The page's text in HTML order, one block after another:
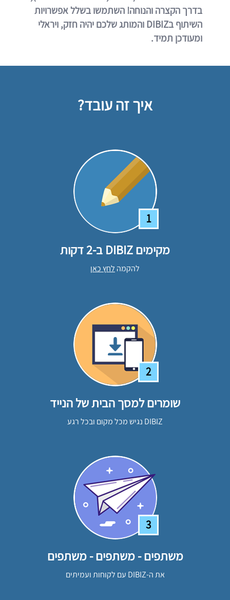
בדרך הקצרה והנוחה! השתמשו בשלל אפשרויות
השיתוף בDIBIZ והמותג שלכם יהיה חזק, ויראלי
ומעודכן תמיד.
איך זה עובד?
1
מקימים DIBIZ ב-2 דקות
להקמה לחץ כאן
2
שומרים למסך הבית של הנייד
DIBIZ נגיש מכל מקום ובכל רגע
3
משתפים - משתפים - משתפים
את ה-DIBIZ עם לקוחות ועמיתים